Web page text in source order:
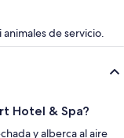
de servicio.
Hotel & Spa?
y alberca al aire